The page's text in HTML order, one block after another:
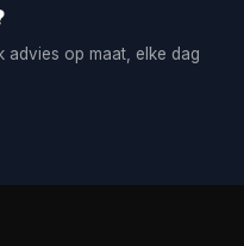
advies op maat, elke dag